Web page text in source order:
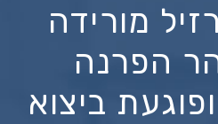
מורידה
הפרנה
ביצוא